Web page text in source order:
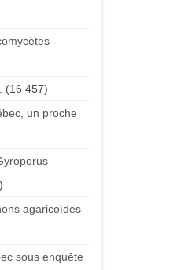
(16 457)
un proche
agaricoïdes
sous enquête